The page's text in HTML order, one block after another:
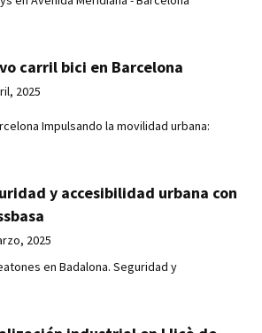
carril bici en Barcelona
2025
Impulsando la movilidad urbana:
y accesibilidad urbana con
2025
en Badalona. Seguridad y